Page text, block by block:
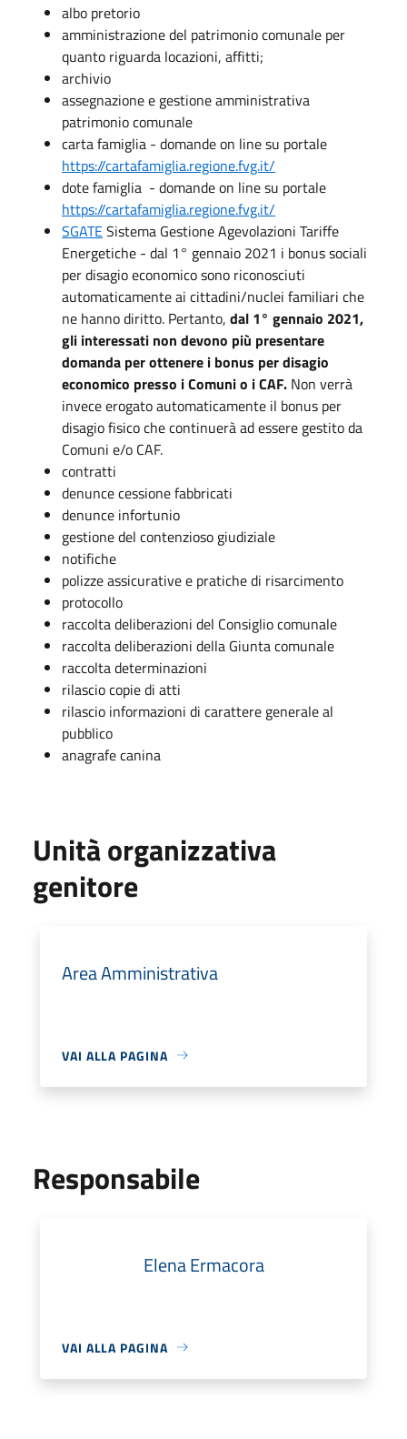
albo pretorio
amministrazione del patrimonio comunale per
quanto riguarda locazioni, affitti;
archivio
assegnazione e gestione amministrativa
patrimonio comunale
carta famiglia - domande on line su portale
https://cartafamiglia.regione.fvg.it/
dote famiglia - domande on line su portale
https://cartafamiglia.regione.fvg.it/
SGATESistema Gestione Agevolazioni Tariffe
Energetiche - dal 1° gennaio 2021 i bonus sociali
per disagio economico sono riconosciuti
automaticamente ai cittadini/nuclei familiari che
ne hanno diritto. Pertanto, dal 1° gennaio 2021,
gli interessati non devono più presentare
domanda per ottenere i bonus per disagio
economico presso i Comuni o i CAF. Non verrà
invece erogato automaticamente il bonus per
disagio fisico che continuerà ad essere gestito da
Comuni e/o CAF.
contratti
denunce cessione fabbricati
denunce infortunio
gestione del contenzioso giudiziale
notifiche
polizze assicurative e pratiche di risarcimento
protocollo
raccolta deliberazioni del Consiglio comunale
raccolta deliberazioni della Giunta comunale
raccolta determinazioni
rilascio copie di atti
rilascio informazioni di carattere generale al
pubblico
anagrafe canina
Unità organizzativa
genitore
Area Amministrativa
VAI ALLA PAGINA
Responsabile
Elena Ermacora
VAI ALLA PAGINA